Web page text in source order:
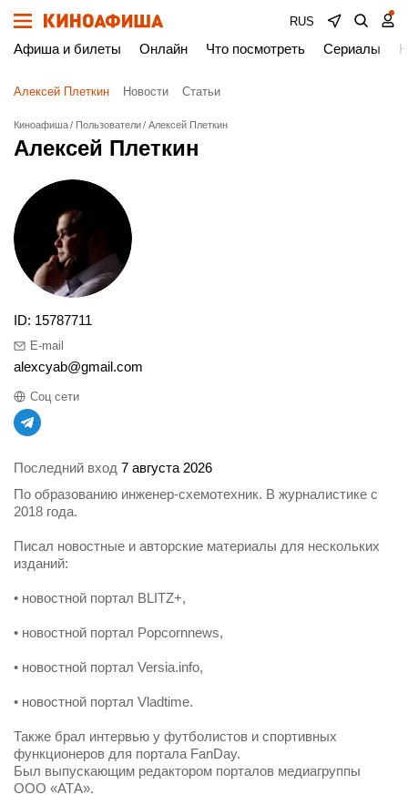
RUS
Афиша и билеты Онлайн Что посмотреть Сериалы
Алексей Плеткин Новости Статьи
Киноафиша Пользователи Алексей Плеткин
Алексей Плеткин
ID: 15787711
E-mail
alexcyab@gmail.com
Соц сети
Последний вход 7 августа 2026
По образованию инженер-схемотехник. В журналистике с
2018 года.
Писал новостные и авторские материалы для нескольких
изданий:
• новостной портал BLITZ+,
• новостной портал Popcornnews,
• новостной портал Versia.info,
• новостной портал Vladtime.
Также брал интервью у футболистов и спортивных
функционеров для портала FanDay.
Был выпускающим редактором порталов медиагруппы
ООО «АТА».